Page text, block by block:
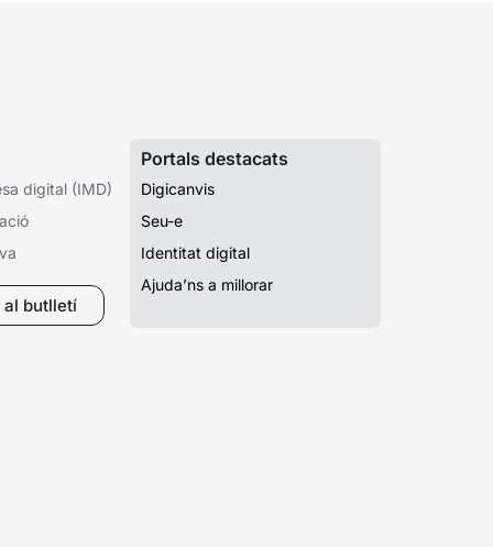
digital (IMD)
butlletí
Portals destacats
Digicanvis
Seu-e
Identitat digital
Ajuda’ns a millorar